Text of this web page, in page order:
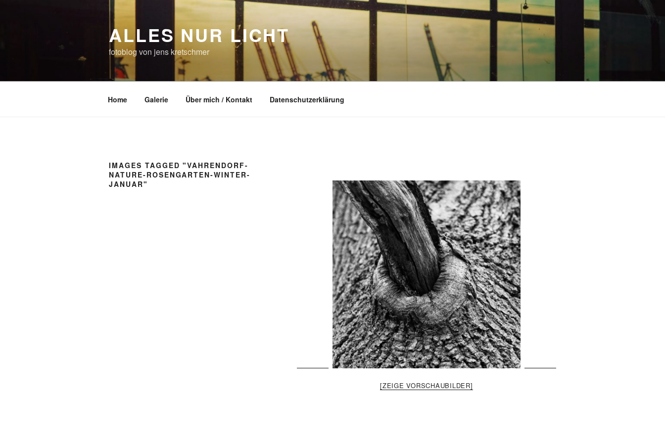
ALLES NUR LICHT
fotoblog von jens kretschmer
Home Galerie Über mich / Kontakt Datenschutzerklärung
IMAGES TAGGED "VAHRENDORF-
NATURE-ROSENGARTEN-WINTER-
JANUAR"
[ZEIGE VORSCHAUBILDER]